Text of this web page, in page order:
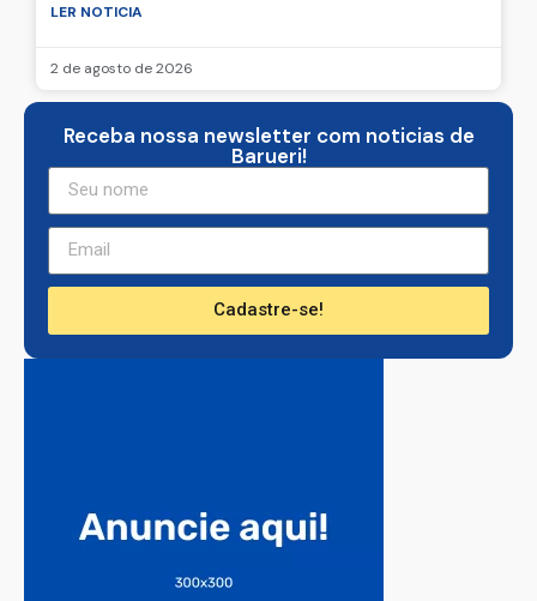
LER NOTICIA
2 de agosto de 2026
Receba nossa newsletter com noticias de
Barueri!
Cadastre-se!